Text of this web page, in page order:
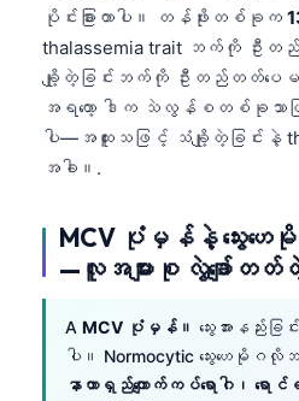
ပိုင်းခြားတာပါ။ တန်ဖိုးတစ်ခုက
thalassemia trait ဘက်ကို ဦးတ
ချို့တဲ့ခြင်းဘက်ကို ဦးတည်တတ်ပေ
အရတော့ ဒါက သဲလွန်စတစ်ခုသာ
ပါ—အထူးသဖြင့် သံချို့တဲ့ခြင်းနဲ့
အခါ။.
MCV ပုံမှန်နဲ့ သွေးဟ
—လူအများစု လွဲချော်တ
A MCV ပုံမှန်။ သွေးအားနည်း
ပါ။ Normocytic သွေးဟေမို
နာတာရှည်ကျောက်ကပ်ရောဂါ၊ ရော
پښتو
سنڌي
অসমীয়া
Galego
Latviešu valoda
Македонски јазик
Euskara
Gàidhlig
Occitan